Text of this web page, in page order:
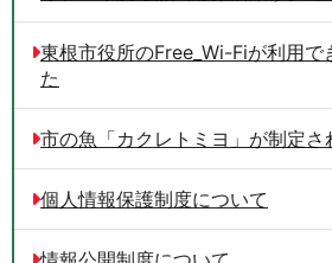
東根市役所のFree_Wi-Fiが利用で
た
市の魚「カクレトミヨ」が制定さ
個人情報保護制度について